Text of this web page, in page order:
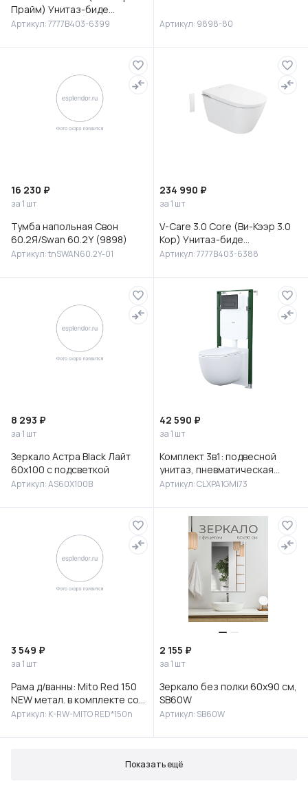
Прайм) Унитаз-биде
подвесной, 7777B403-6399
Артикул: 7777B403-6399 Артикул: 9898-80
16 230 ₽
за 1 шт
Тумба напольная Свон
60.2Я/Swan 60.2Y (9898)
Артикул: tnSWAN60.2Y-01
234 990 ₽
за 1 шт
V-Care 3.0 Core (Ви-Кээр 3.0
Кор) Унитаз-биде
подвесной, 7777B403-6388
Артикул: 7777B403-6388
8 293 ₽
за 1 шт
Зеркало Астра Black Лайт
60х100 с подсветкой
Артикул: AS60X100B
42 590 ₽
за 1 шт
Комплект 3в1: подвесной
унитаз, пневматическая
инсталляция и клавиша
IDD
Артикул: CLXPA1GMi73
3 549 ₽
за 1 шт
Рама д/ванны: Mito Red 150
NEW метал. в комплекте со
сборочным пакетом, Сорт1
Артикул: K-RW-MITO RED*150n
2 155 ₽
за 1 шт
Зеркало без полки 60х90 см,
SB60W
Артикул: SB60W
Показать ещё